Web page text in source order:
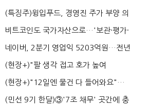
국전쟁’
(특징주)윙입푸드, 경영진 주가 부양 의
지에 상한가...
비트코인도 국가자산으로…'보관·평가·
처분' 기준은 ...
네이버, 2분기 영업익 5203억원…전년
비 0.2% 감소...
(현장+)"팔 생각 접고 호가 높여
요"…'덜 똘똘한 한 채' 20...
(현장+)"12일엔 물건 다 들어와요"…
빈 매대 채우며 문 연 ...
(민선 9기 한달)③'7조 채무' 곳간에 충